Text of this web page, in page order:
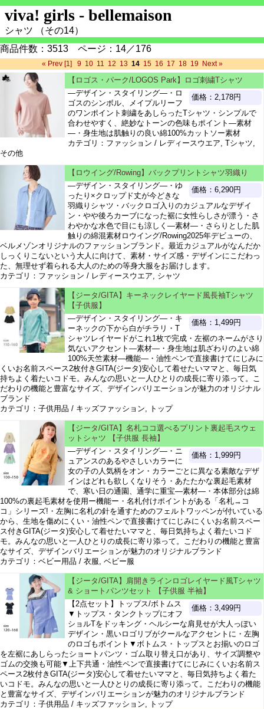
viva! girls - bellemaison
シャツ （その14）
商品件数：3513 ページ：14／176
« Prev [1] 9 10 11 12 13 14 15 16 17 18 19 Next »
【ロゴス・パーク/LOGOS Park】ロゴ刺繍Tシャツ
価格：2,178円
―デザイン・スタイリング―・ロ
ゴスのシンボル、メイプルリーフ
のワンポイント刺繍をあしらったTシャツ・シンプルで
合わせやすく、絶妙なトーンの色味もポイント―素材
―・身生地は肌触りの良い綿100%カットソー素材
カテゴリ：ファッション / レディースウエア, Tシャツ,
その他
【ロウイング/Rowing】バックプリントシャツ羽織り
価格：6,290円
―デザイン・スタイリング―・ゆ
ったり×クロップド丈が今どきな
羽織りシャツ・バックロゴ入りのカジュアルなデザイ
ン・やや後ろカーブになった裾に女性らしさが漂う・さ
わやかな水色で目にも涼しく―素材―・さらりとした肌
触りの綿混素材ロウイング/Rowing2025年デビューの、
ベルメゾンオリジナルのファッションブランド。最近カジュアルがなんだか
しっくりこないという大人に向けて、素材・サイズ感・デザインにこだわっ
た、無理せず着られる大人のための等身大服をお届けします。
カテゴリ：ファッション / レディースウエア, シャツ
【ジータ/GITA】キーネックレイヤード風長袖Tシャツ
【子供服】
価格：1,499円
―デザイン・スタイリング―・キ
ーネックの下から白がチラリ・T
シャツレイヤードがこれ1枚で完成・左裾のネームがさり
気ないアクセント―素材―・身生地は肌ざわりのよい綿
100%天竺素材―機能―・油性ペンで直接書けてにじみに
くいお名前スペース2枚付きGITA(ジータ)安心して着せたいママと、毎日気
持ちよく着たいコドモ。みんなの思いと一人ひとりの成長に寄り添って。こ
だわりの機能と豊富なサイズ、デザインバリエーションが魅力のオリジナル
ブランド
カテゴリ：子供用品 / キッズファッション, トップ
【ジータ/GITA】名札ココ選べるプリント裏起毛スウェ
ットシャツ 【子供服 長袖】
価格：1,999円
―デザイン・スタイリング―・ニ
ュアンスのあるやさしいカラーに
女の子の人気柄をオン・カラーごとに異なる素敵なデザ
インはどれも欲しくなりそう・あたたかな裏起毛素材
で、寒い日の通園、通学に重宝―素材―・本体部分は綿
100%の裏起毛素材を使用ー機能ー・名札付けポイントがある「名札→コ
コ」シリーズ!・左胸に名札の針を通すためのフェルトワッペンが付いている
から、生地を傷めにくい・油性ペンで直接書けてにじみにくいお名前スペー
ス付きGITA(ジータ)安心して着せたいママと、毎日気持ちよく着たいコド
モ。みんなの思いと一人ひとりの成長に寄り添って。こだわりの機能と豊富
なサイズ、デザインバリエーションが魅力のオリジナルブランド
カテゴリ：ベビー用品 / 衣服, ベビー服
【ジータ/GITA】肩開きラインロゴレイヤード風Tシャツ
& ショートパンツセット 【子供服 半袖】
価格：3,499円
【2点セット】トップス/ボトムス
▼トップス・タンクトップにオフ
ショルTをドッキング・ヘルシーな肩見せが大人っぽい
デザイン・黒いロゴリブがクールなアクセントに・左胸
のロゴもポイント▼ボトムス・トップスとお揃いのロゴ
を左裾にあしらったショートパンツ・ゴム取り替え口があり、サイズ調整や
ゴムの交換も可能▼上下共通・油性ペンで直接書けてにじみにくいお名前ス
ペース2枚付きGITA(ジータ)安心して着せたいママと、毎日気持ちよく着た
いコドモ。みんなの思いと一人ひとりの成長に寄り添って。こだわりの機能
と豊富なサイズ、デザインバリエーションが魅力のオリジナルブランド
カテゴリ：子供用品 / キッズファッション, トップ